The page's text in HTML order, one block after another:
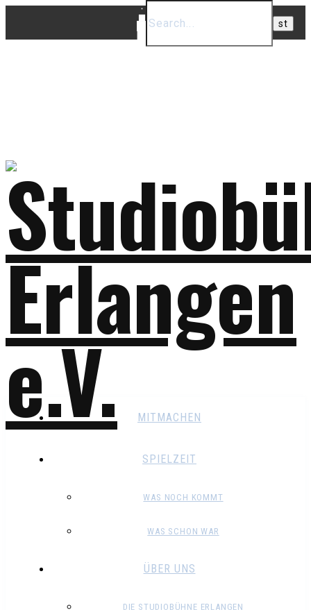
MITMACHEN
SPIELZEIT
WAS NOCH KOMMT
WAS SCHON WAR
ÜBER UNS
DIE STUDIOBÜHNE ERLANGEN